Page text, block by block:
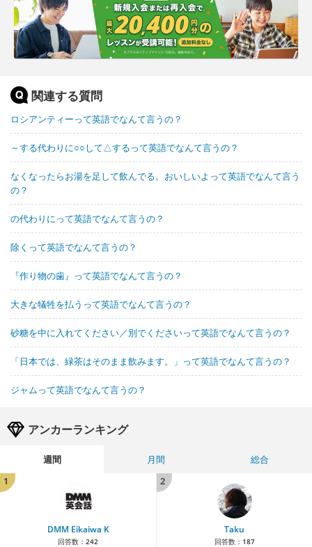
関連する質問
ロシアンティーって英語でなんて言うの？
～する代わりに○○して△するって英語でなんて言うの？
なくなったらお湯を足して飲んでる。おいしいよって英語でなんて言う
の？
の代わりにって英語でなんて言うの？
除くって英語でなんて言うの？
『作り物の歯』って英語でなんて言うの？
大きな犠牲を払うって英語でなんて言うの？
砂糖を中に入れてください／別でくださいって英語でなんて言うの？
「日本では、緑茶はそのまま飲みます。」って英語でなんて言うの？
ジャムって英語でなんて言うの？
アンカーランキング
週間 月間
総合
1
DMM Eikaiwa K
回答数： 242
2
Taku
回答数： 187